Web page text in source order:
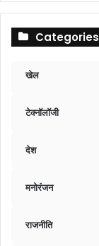
Categories
खेल
टेक्नॉलॉजी
देश
मनोरंजन
राजनीति